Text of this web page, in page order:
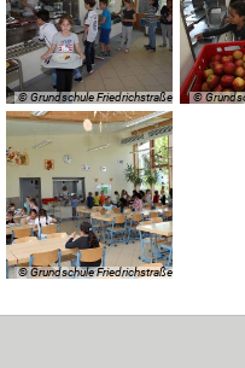
© Grundschule Friedrichstraße ©
© Grundschule Friedrichstraße